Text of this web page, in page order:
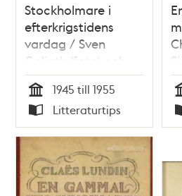
Stockholmare i
efterkrigstidens
vardag / Sven
Goliath (foto) och
Christer
Leijonhufvud (text)
Tid
1945 till 1955
Typ
Litteraturtips